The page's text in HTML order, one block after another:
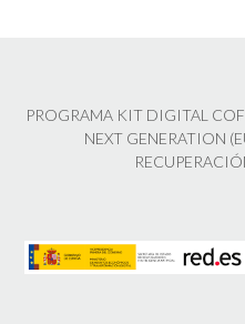
PROGRAMA KIT DIGITAL
NEXT GENERATION